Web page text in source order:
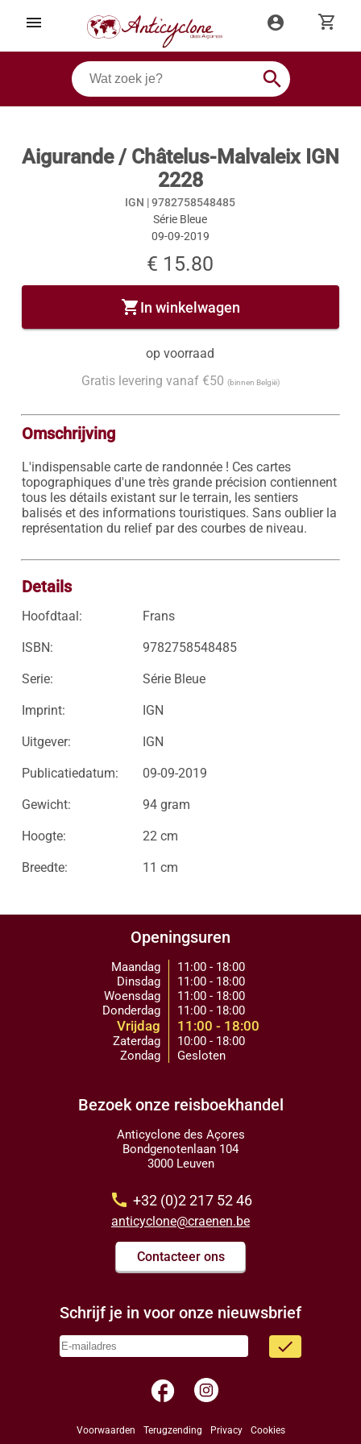
menu account_circle shopping_cart
search
Aigurande / Châtelus-Malvaleix IGN
2228
IGN |9782758548485
Série Bleue
09-09-2019
€ 15.80
shopping_cartIn winkelwagen
op voorraad
Gratis levering vanaf €50 (binnen België)
Omschrijving
L'indispensable carte de randonnée ! Ces cartes
topographiques d'une très grande précision contiennent
tous les détails existant sur le terrain, les sentiers
balisés et des informations touristiques. Sans oublier la
représentation du relief par des courbes de niveau.
Details
Hoofdtaal: Frans
ISBN: 9782758548485
Serie: Série Bleue
Imprint: IGN
Uitgever: IGN
Publicatiedatum: 09-09-2019
Gewicht: 94 gram
Hoogte: 22 cm
Breedte: 11 cm
Openingsuren
Maandag
Dinsdag
Woensdag
Donderdag
Vrijdag
Zaterdag
Zondag
11:00 - 18:00
11:00 - 18:00
11:00 - 18:00
11:00 - 18:00
11:00 - 18:00
10:00 - 18:00
Gesloten
Bezoek onze reisboekhandel
Anticyclone des Açores
Bondgenotenlaan 104
3000 Leuven
call +32 (0)2 217 52 46
anticyclone@craenen.be
Contacteer ons
Schrijf je in voor onze nieuwsbrief
done
facebook
Voorwaarden Terugzending Privacy Cookies